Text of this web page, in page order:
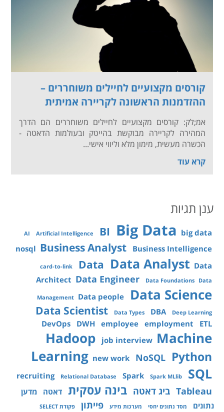
קורסים מקצועיים לחיילים משוחררים –
ההזדמנות הראשונה לקריירה אמיתית
אמ;לק: קורסים מקצועיים לחיילים משוחררים הם הדרך
המהירה לקריירה מבוקשת בהייטק ובעולמות הדאטה -
הכשרה מעשית, מימון מלא וליווי אישי...
קרא עוד
ענן תגיות
AI Artificial Intelligence BI Big Data big data
nosql Business Analyst Business Intelligence
card-to-link Data Data Analyst Data
Architect Data Engineer Data Foundations Data
Management Data people Data Science
Data Scientist Data Types DBA Deep Learning
DevOps DWH employee employment ETL
Hadoop job interview Machine
Learning new work NoSQL Python
recruiting Relational Database Spark Spark MLlib SQL
Tableau ביג דאטה בינה עסקית דאטה
מדען
נתונים
מסד נתונים יחסי מערכות מידע פייתון פקודת SELECT